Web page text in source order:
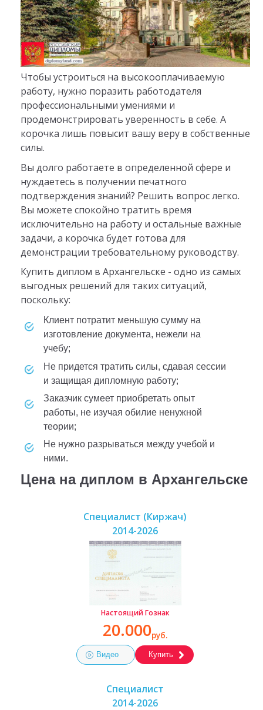
Чтобы устроиться на высокооплачиваемую
работу, нужно поразить работодателя
профессиональными умениями и
продемонстрировать уверенность в себе. А
корочка лишь повысит вашу веру в собственные
силы.
Вы долго работаете в определенной сфере и
нуждаетесь в получении печатного
подтверждения знаний? Решить вопрос легко.
Вы можете спокойно тратить время
исключительно на работу и остальные важные
задачи, а корочка будет готова для
демонстрации требовательному руководству.
Купить диплом в Архангельске - одно из самых
выгодных решений для таких ситуаций,
поскольку:
клиент потратит меньшую сумму на
изготовление документа, нежели на
учебу;
не придется тратить силы, сдавая сессии
и защищая дипломную работу;
заказчик сумеет приобретать опыт
работы, не изучая обилие ненужной
теории;
не нужно разрываться между учебой и
ними.
Цена на диплом в Архангельске
Специалист (Киржач)
2014-2026
Настоящий Гознак
20.000руб.
Видео Купить
Специалист
2014-2026